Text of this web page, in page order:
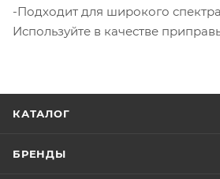
-Подходит для широкого
Используйте в качестве
КАТАЛОГ
БРЕНДЫ